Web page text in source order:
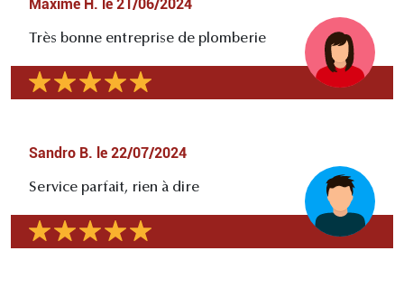
Maxime H. le 21/06/2024
Très bonne entreprise de plomberie
Sandro B. le 22/07/2024
Service parfait, rien à dire